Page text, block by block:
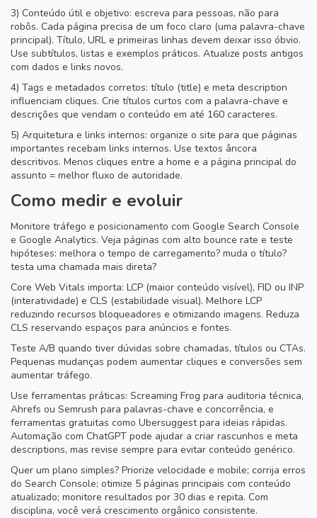
3) Conteúdo útil e objetivo: escreva para pessoas, não para
robôs. Cada página precisa de um foco claro (uma palavra-chave
principal). Título, URL e primeiras linhas devem deixar isso óbvio.
Use subtítulos, listas e exemplos práticos. Atualize posts antigos
com dados e links novos.
4) Tags e metadados corretos: título (title) e meta description
influenciam cliques. Crie títulos curtos com a palavra-chave e
descrições que vendam o conteúdo em até 160 caracteres.
5) Arquitetura e links internos: organize o site para que páginas
importantes recebam links internos. Use textos âncora
descritivos. Menos cliques entre a home e a página principal do
assunto = melhor fluxo de autoridade.
Como medir e evoluir
Monitore tráfego e posicionamento com Google Search Console
e Google Analytics. Veja páginas com alto bounce rate e teste
hipóteses: melhora o tempo de carregamento? muda o título?
testa uma chamada mais direta?
Core Web Vitals importa: LCP (maior conteúdo visível), FID ou INP
(interatividade) e CLS (estabilidade visual). Melhore LCP
reduzindo recursos bloqueadores e otimizando imagens. Reduza
CLS reservando espaços para anúncios e fontes.
Teste A/B quando tiver dúvidas sobre chamadas, títulos ou CTAs.
Pequenas mudanças podem aumentar cliques e conversões sem
aumentar tráfego.
Use ferramentas práticas: Screaming Frog para auditoria técnica,
Ahrefs ou Semrush para palavras-chave e concorrência, e
ferramentas gratuitas como Ubersuggest para ideias rápidas.
Automação com ChatGPT pode ajudar a criar rascunhos e meta
descriptions, mas revise sempre para evitar conteúdo genérico.
Quer um plano simples? Priorize velocidade e mobile; corrija erros
do Search Console; otimize 5 páginas principais com conteúdo
atualizado; monitore resultados por 30 dias e repita. Com
disciplina, você verá crescimento orgânico consistente.